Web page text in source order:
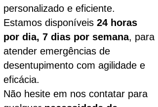
personalizado e eficiente.
Estamos disponíveis 24 horas
por dia, 7 dias por semana, para
atender emergências de
desentupimento com agilidade e
eficácia.
Não hesite em nos contatar para